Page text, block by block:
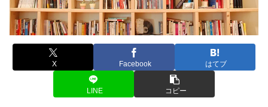
X Facebook はてブ
LINE コピー